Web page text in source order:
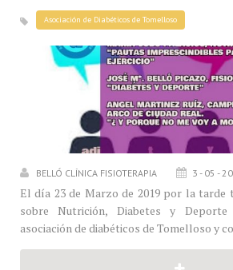
Asociación de Diabéticos de Tomelloso
BELLÓ CLÍNICA FISIOTERAPIA 3 - 05 -
El día 23 de Marzo de 2019 por la tarde
sobre Nutrición, Diabetes y
asociación de diabéticos de Tomelloso y